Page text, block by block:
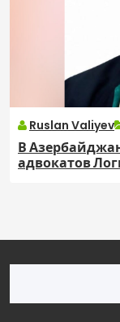
Ruslan Valiyev
В
адвокатов